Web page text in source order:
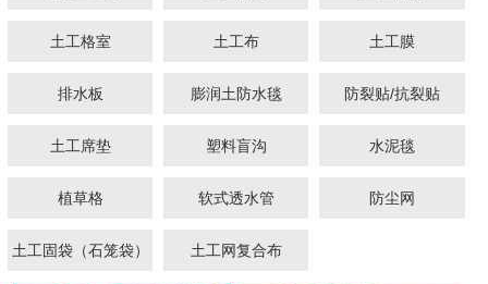
土工格室 土工布 土工膜
排水板 膨润土防水毯 防裂贴/抗裂贴
土工席垫 塑料盲沟 水泥毯
植草格 软式透水管 防尘网
土工固袋（石笼袋） 土工网复合布